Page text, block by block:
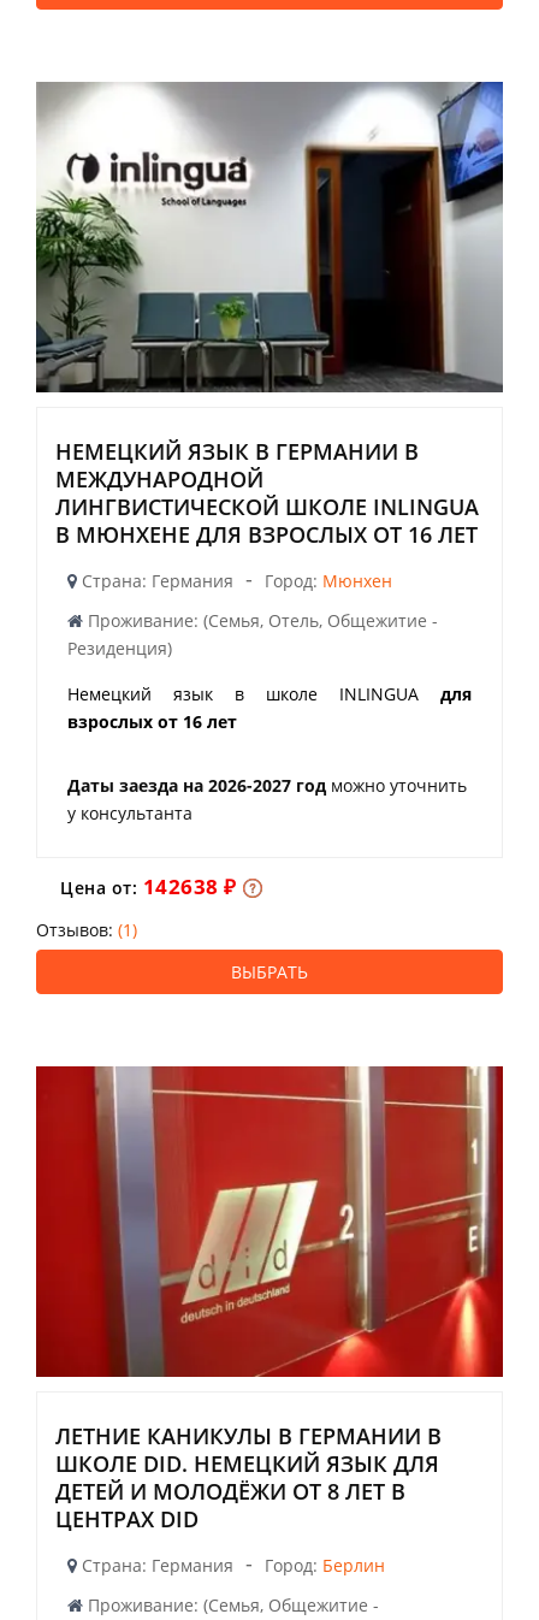
НЕМЕЦКИЙ ЯЗЫК В ГЕРМАНИИ В
МЕЖДУНАРОДНОЙ
ЛИНГВИСТИЧЕСКОЙ ШКОЛЕ INLINGUA
В МЮНХЕНЕ ДЛЯ ВЗРОСЛЫХ ОТ 16 ЛЕТ
Страна: Германия - Город: Мюнхен
Проживание: (Семья, Отель, Общежитие -
Резиденция)
Немецкий язык в школе INLINGUA для
взрослых от 16 лет
Даты заезда на 2026-2027 год можно уточнить
у консультанта
Цена от: 142638 ₽
Отзывов: (1)
ВЫБРАТЬ
ЛЕТНИЕ КАНИКУЛЫ В ГЕРМАНИИ В
ШКОЛЕ DID. НЕМЕЦКИЙ ЯЗЫК ДЛЯ
ДЕТЕЙ И МОЛОДЁЖИ ОТ 8 ЛЕТ В
ЦЕНТРАХ DID
Страна: Германия - Город: Берлин
Проживание: (Семья, Общежитие -